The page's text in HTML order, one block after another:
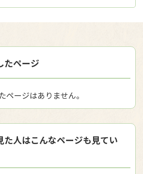
たページ
ページはありません。
た人はこんなページも見てい